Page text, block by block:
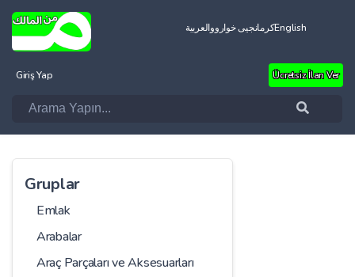
العربيةکرمانجیی خوارووEnglish
Giriş Yap Ücretsiz İlan Ver
Gruplar
Emlak
Arabalar
Araç Parçaları ve Aksesuarları